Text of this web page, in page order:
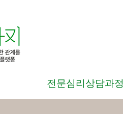
전문심리상담과정